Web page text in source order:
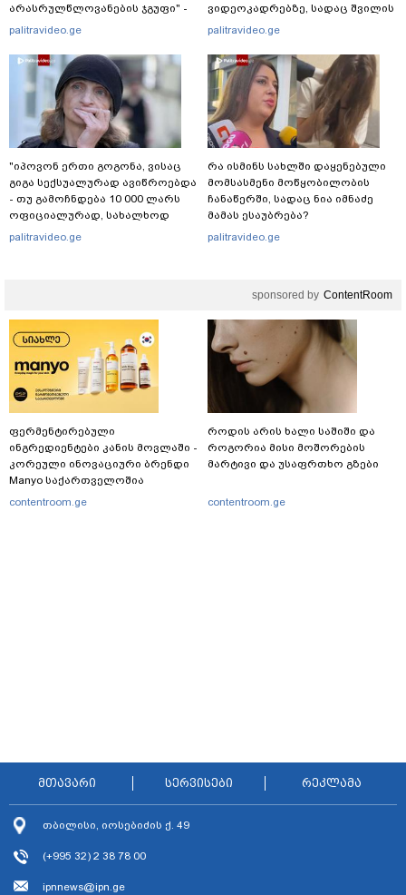
არასრულწლოვანების ჯგუფი" -
რა ინფორმაციას ავრცელებს
palitravideo.ge
"იპოვონ ერთი გოგონა, ვისაც
გიგა სექსუალურად ავიწროებდა
- თუ გამოჩნდება 10 000 ლარს
ოფიციალურად, სახალხოდ
გადავცემ" - ეკა კუპატაძე
palitravideo.ge
ვიდეოკადრებზე, სადაც შვილის
განწირული ვედრების ხმა
palitravideo.ge
რა ისმინს სახლში დაყენებული
მომსასმენი მოწყობილობის
ჩანაწერში, სადაც ნია იმნაძე
მამას ესაუბრება?
palitravideo.ge
sponsored by ContentRoom
ფერმენტირებული
ინგრედიენტები კანის მოვლაში -
კორეული ინოვაციური ბრენდი
Manyo საქართველოშია
contentroom.ge
როდის არის ხალი საშიში და
როგორია მისი მოშორების
მარტივი და უსაფრთხო გზები
contentroom.ge
მთავარი სერვისები რეკლამა
თბილისი, იოსებიძის ქ. 49
(+995 32) 2 38 78 00
ipnnews@ipn.ge